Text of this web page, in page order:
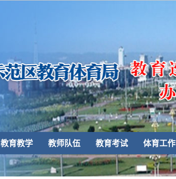
教育教学 教师队伍 教育考试 体育工作